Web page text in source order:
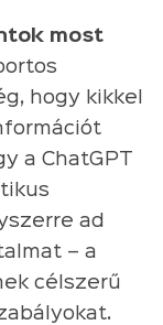
most
hogy kikkel
a ChatGPT
ad
– a
célszerű